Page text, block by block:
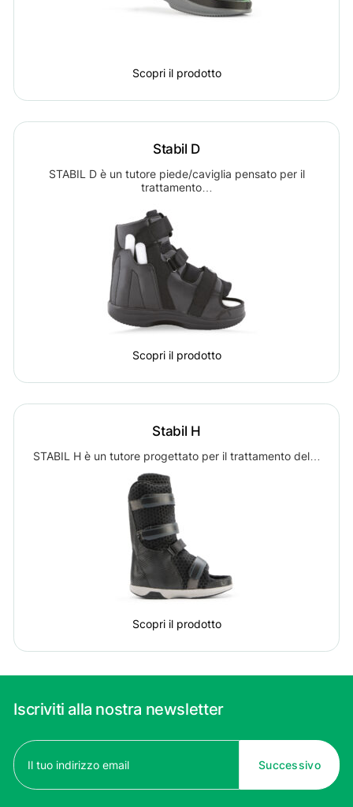
Scopri il prodotto
Stabil D
STABIL D è un tutore piede/caviglia pensato per il
trattamento…
Scopri il prodotto
Stabil H
STABIL H è un tutore progettato per il trattamento del…
Scopri il prodotto
Iscriviti alla nostra newsletter
Email
(Obbligatorio)